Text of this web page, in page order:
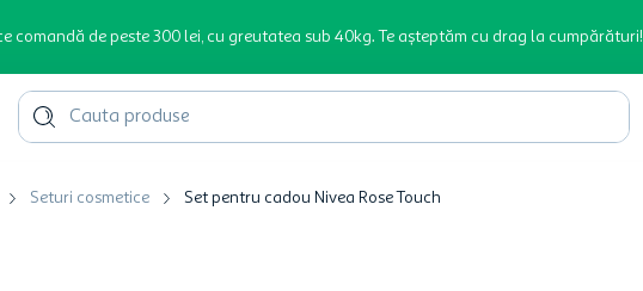
comandă de peste 300 lei, cu greutatea sub 40kg. Te așteptăm cu drag la cumpărături!
Cauta produse
Seturi cosmetice Set pentru cadou Nivea Rose Touch